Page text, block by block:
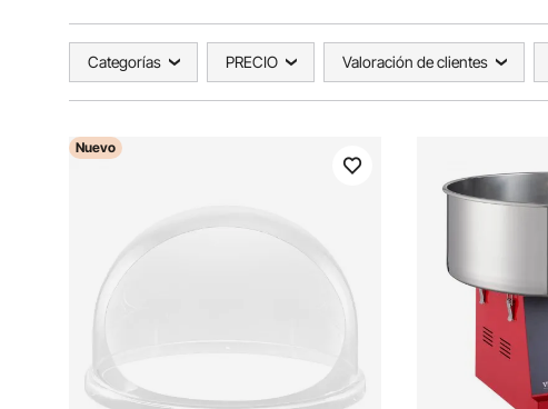
Categorías PRECIO Valoración de clientes
Nuevo